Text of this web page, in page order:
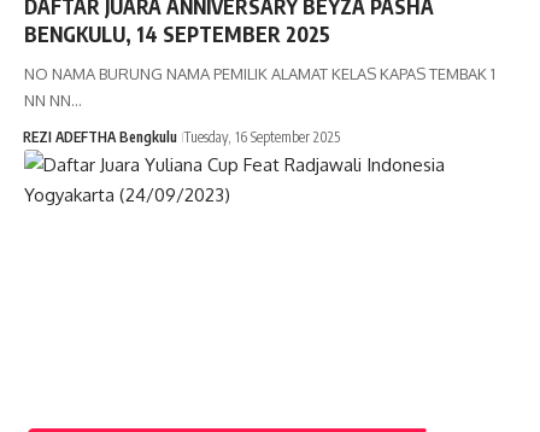
DAFTAR JUARA ANNIVERSARY BEYZA PASHA
BENGKULU, 14 SEPTEMBER 2025
NO NAMA BURUNG NAMA PEMILIK ALAMAT KELAS KAPAS TEMBAK 1
NN NN…
REZI ADEFTHA Bengkulu Tuesday, 16 September 2025